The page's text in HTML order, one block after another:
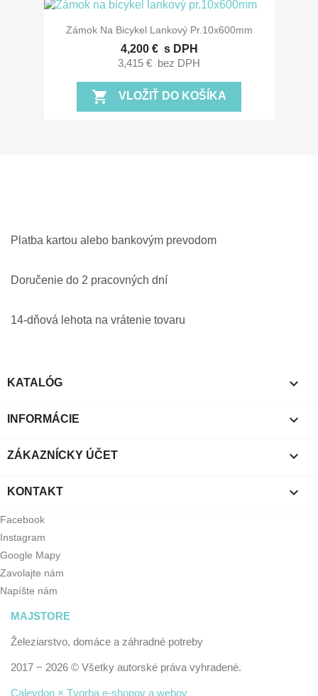
Zámok Na Bicykel Lankový Pr.10x600mm
4,200 € s DPH
3,415 € bez DPH
shopping_cart VLOŽIŤ DO KOŠÍKA
Platba kartou alebo bankovým prevodom
Doručenie do 2 pracovných dní
14-dňová lehota na vrátenie tovaru
KATALÓG 
INFORMÁCIE 
ZÁKAZNÍCKY ÚČET 
KONTAKT 
Facebook
Instagram
Google Mapy
Zavolajte nám
Napíšte nám
MAJSTORE
Železiarstvo, domáce a záhradné potreby
2017 − 2026 © Všetky autorské práva vyhradené.
Caleydon × Tvorba e-shopov a webov